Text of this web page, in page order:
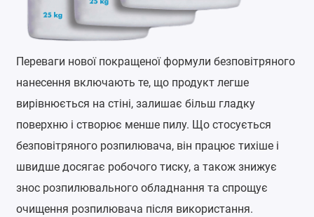
Переваги нової покращеної формули безповітряного
нанесення включають те, що продукт легше
вирівнюється на стіні, залишає більш гладку
поверхню і створює менше пилу. Що стосується
безповітряного розпилювача, він працює тихіше і
швидше досягає робочого тиску, а також знижує
знос розпилювального обладнання та спрощує
очищення розпилювача після використання.